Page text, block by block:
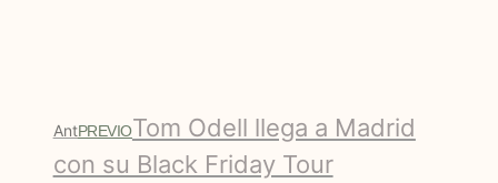
AntPREVIOTom Odell llega a Madrid
con su Black Friday Tour